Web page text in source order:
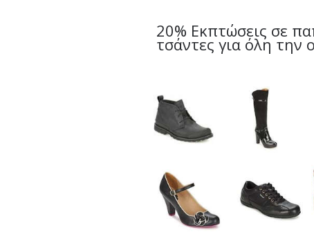
20% Εκπτώσεις σε
τσάντες για όλη την